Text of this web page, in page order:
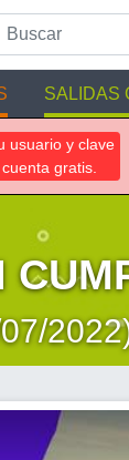
SALIDAS
usuario y clave
gratis.